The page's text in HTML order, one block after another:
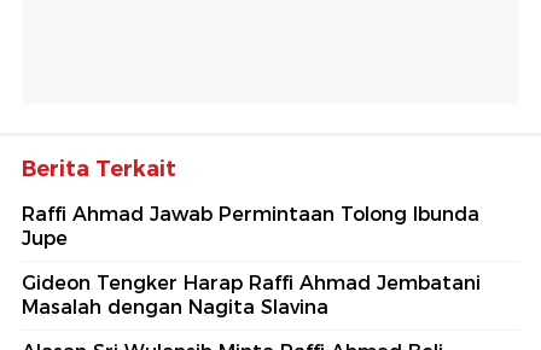
Berita Terkait
Raffi Ahmad Jawab Permintaan Tolong Ibunda
Jupe
Gideon Tengker Harap Raffi Ahmad Jembatani
Masalah dengan Nagita Slavina